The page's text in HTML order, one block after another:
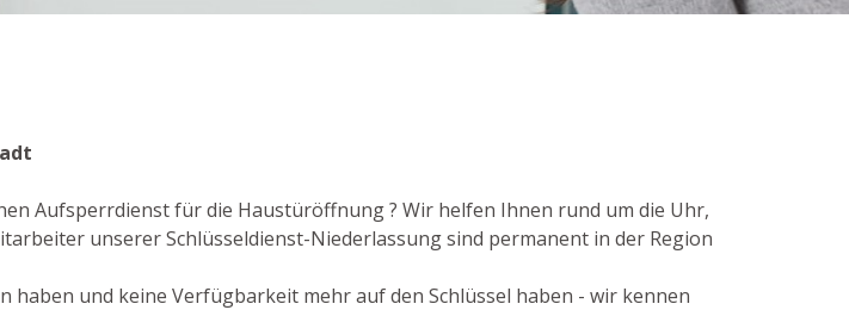
Aufsperrdienst für die Haustüröffnung ? Wir helfen Ihnen rund um die Uhr,
unserer Schlüsseldienst-Niederlassung sind permanent in der Region
haben und keine Verfügbarkeit mehr auf den Schlüssel haben - wir kennen